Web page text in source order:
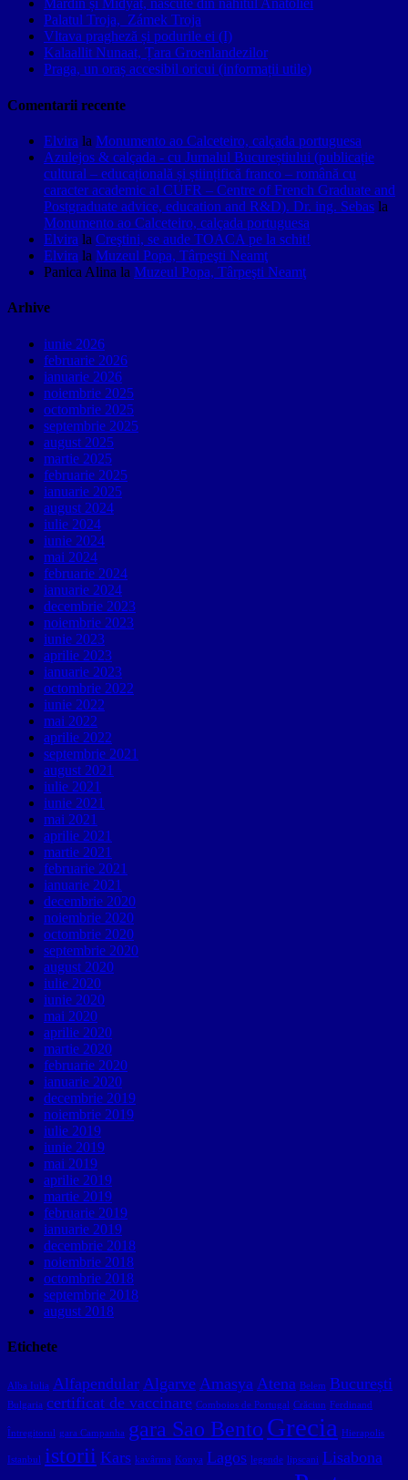
Mardin și Midyat, născute din nahitul Anatoliei
Palatul Troja, Zámek Troja
Vltava pragheză și podurile ei (I)
Kalaallit Nunaat, Țara Groenlandezilor
Praga, un oraș accesibil oricui (informații utile)
Comentarii recente
Elvira la Monumento ao Calceteiro, calçada portuguesa
Azulejos & calçada - cu Jurnalul Bucureștiului (publicație
cultural – educațională și științifică franco – română cu
caracter academic al CUFR – Centre of French Graduate and
Postgraduate advice, education and R&D). Dr. ing. Sebas la
Monumento ao Calceteiro, calçada portuguesa
Elvira la Creştini, se aude TOACA pe la schit!
Elvira la Muzeul Popa, Târpeşti Neamţ
Panica Alina la Muzeul Popa, Târpeşti Neamţ
Arhive
iunie 2026
februarie 2026
ianuarie 2026
noiembrie 2025
octombrie 2025
septembrie 2025
august 2025
martie 2025
februarie 2025
ianuarie 2025
august 2024
iulie 2024
iunie 2024
mai 2024
februarie 2024
ianuarie 2024
decembrie 2023
noiembrie 2023
iunie 2023
aprilie 2023
ianuarie 2023
octombrie 2022
iunie 2022
mai 2022
aprilie 2022
septembrie 2021
august 2021
iulie 2021
iunie 2021
mai 2021
aprilie 2021
martie 2021
februarie 2021
ianuarie 2021
decembrie 2020
noiembrie 2020
octombrie 2020
septembrie 2020
august 2020
iulie 2020
iunie 2020
mai 2020
aprilie 2020
martie 2020
februarie 2020
ianuarie 2020
decembrie 2019
noiembrie 2019
iulie 2019
iunie 2019
mai 2019
aprilie 2019
martie 2019
februarie 2019
ianuarie 2019
decembrie 2018
noiembrie 2018
octombrie 2018
septembrie 2018
august 2018
Etichete
Alba Iulia Alfapendular Algarve Amasya Atena Belem București
Bulgaria certificat de vaccinare Comboios de Portugal Crăciun Ferdinand
Întregitorul gara Campanha gara Sao Bento Grecia Hierapolis
Istanbul istorii Kars kavârma Konya Lagos legende lipscani Lisabona